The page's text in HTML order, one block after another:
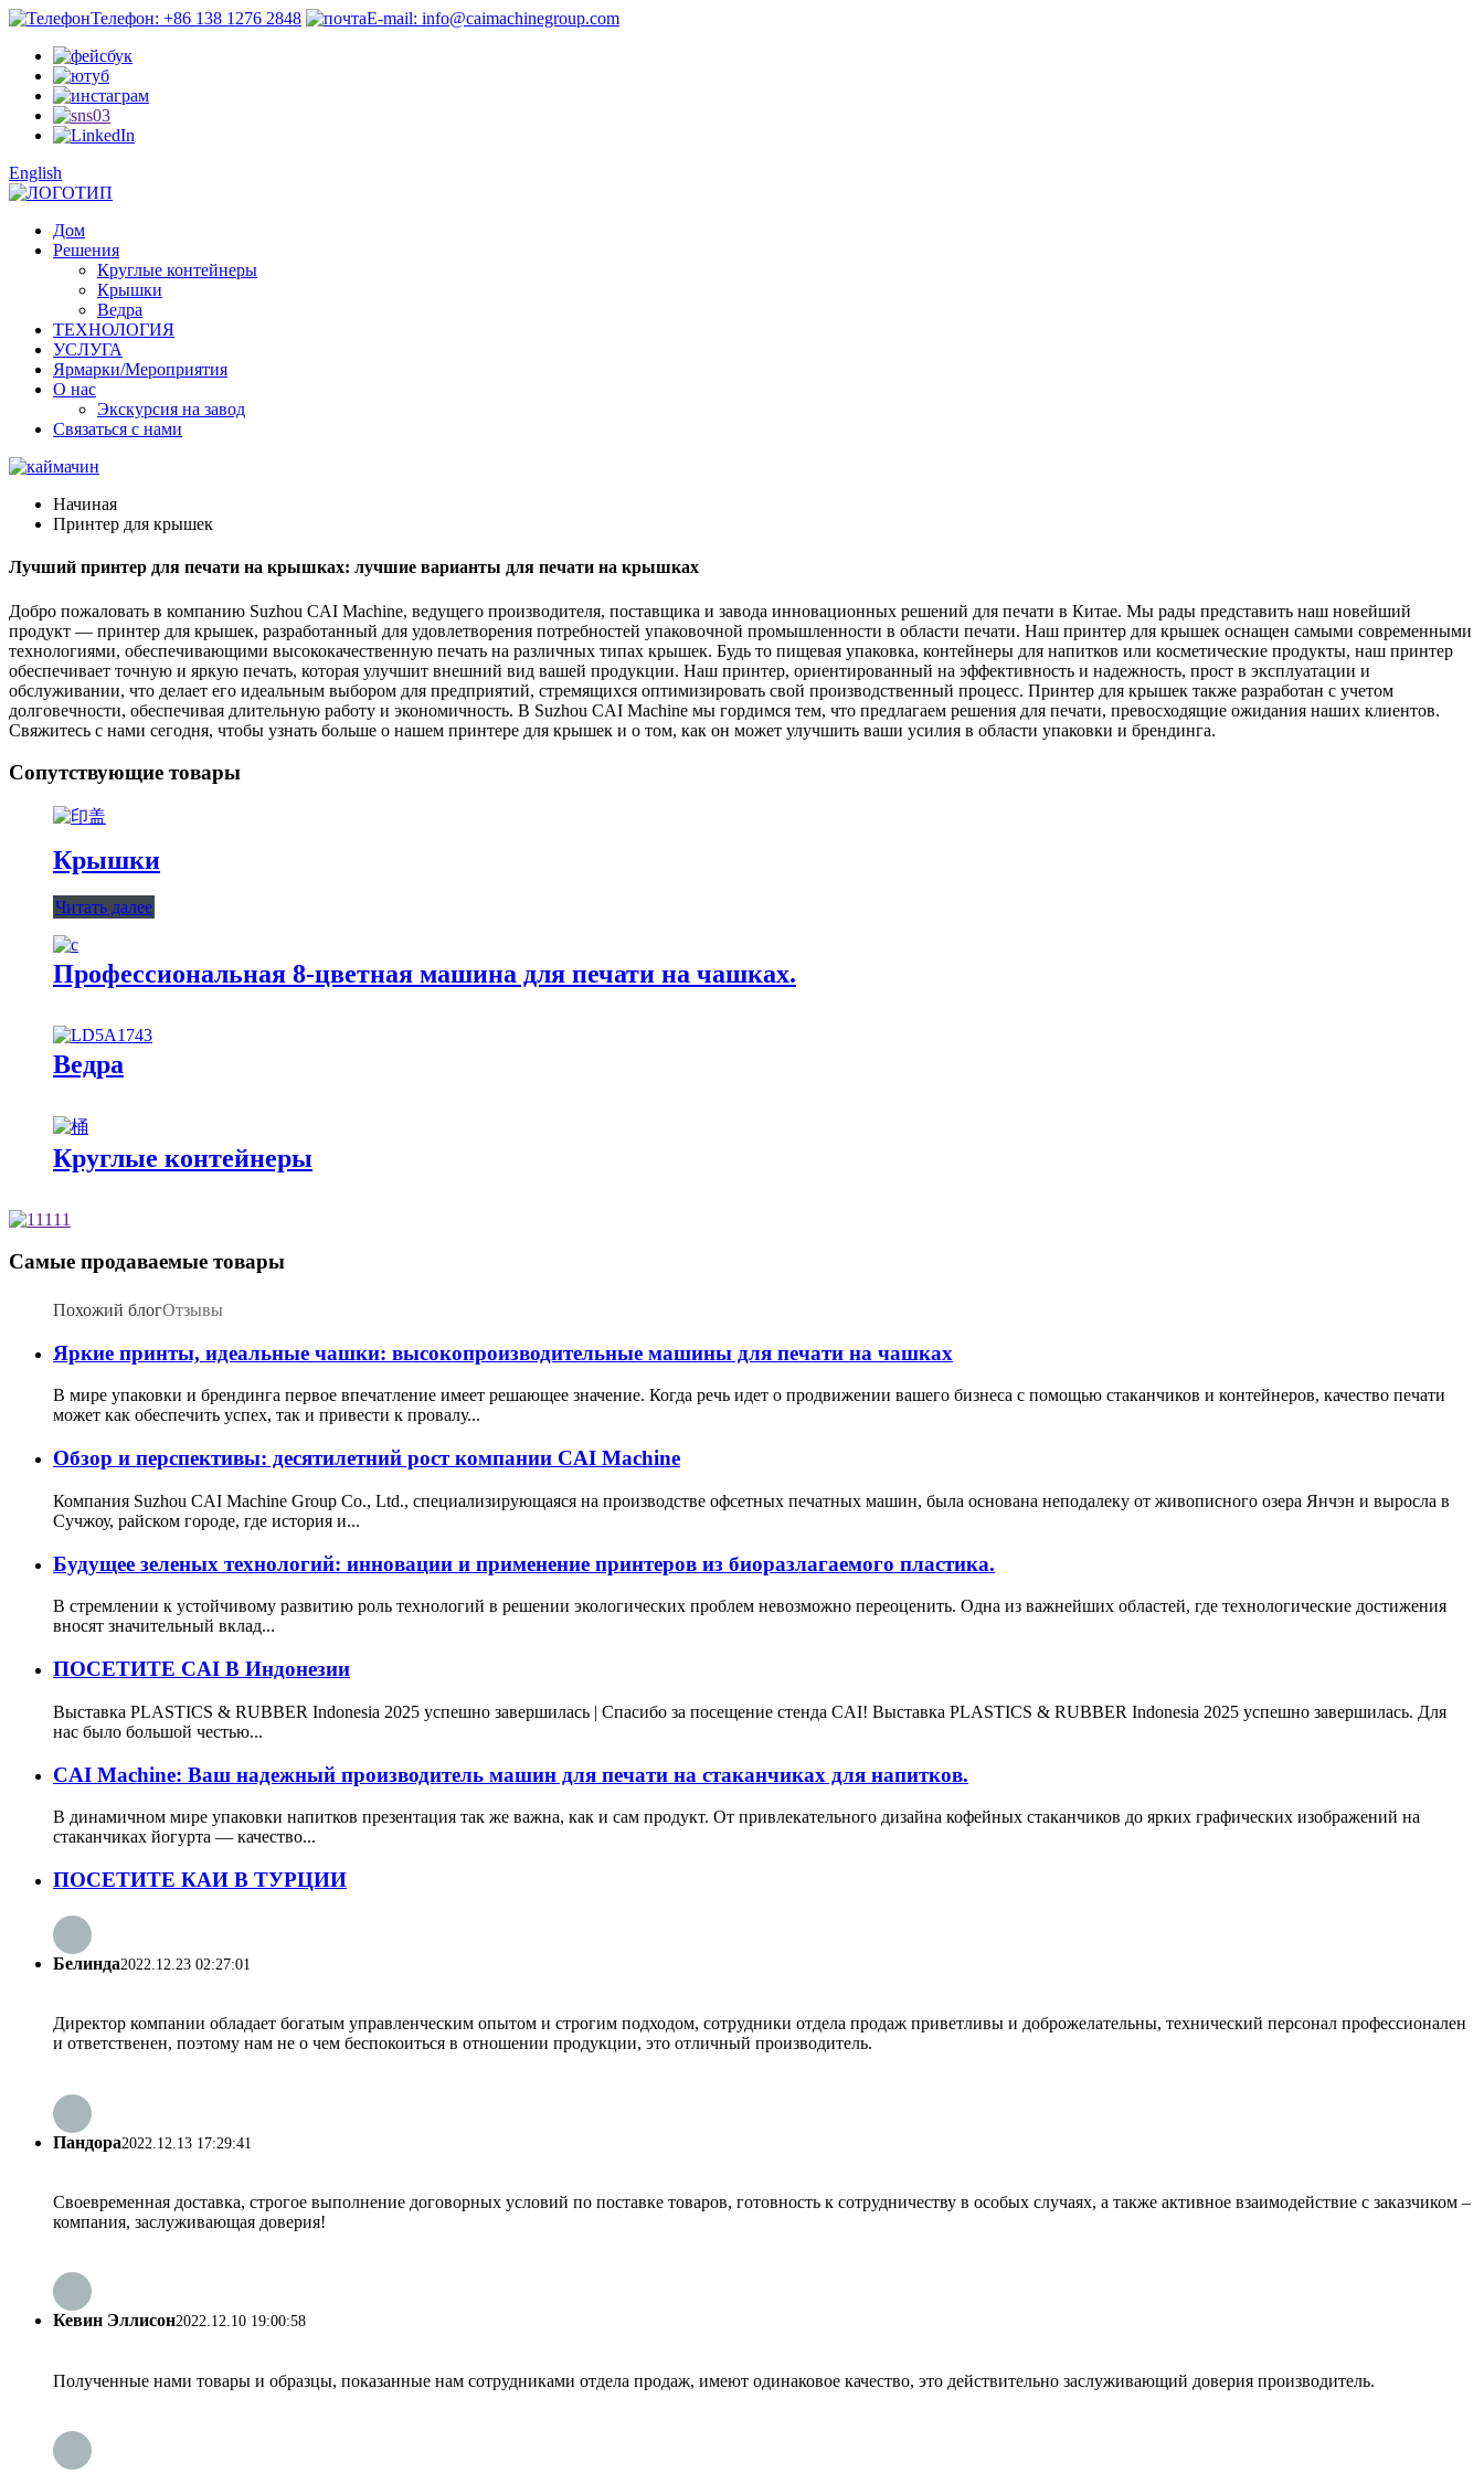
Телефон: +86 138 1276 2848 E-mail: info@caimachinegroup.com
English
Дом
Решения
Круглые контейнеры
Крышки
Ведра
ТЕХНОЛОГИЯ
УСЛУГА
Ярмарки/Мероприятия
О нас
Экскурсия на завод
Связаться с нами
Начиная
Принтер для крышек
Лучший принтер для печати на крышках: лучшие варианты для печати на крышках
Добро пожаловать в компанию Suzhou CAI Machine, ведущего производителя, поставщика и завода инновационных решений для печати в Китае. Мы рады представить наш новейший
продукт — принтер для крышек, разработанный для удовлетворения потребностей упаковочной промышленности в области печати. ​​Наш принтер для крышек оснащен самыми современными
технологиями, обеспечивающими высококачественную печать на различных типах крышек. Будь то пищевая упаковка, контейнеры для напитков или косметические продукты, наш принтер
обеспечивает точную и яркую печать, которая улучшит внешний вид вашей продукции. Наш принтер, ориентированный на эффективность и надежность, прост в эксплуатации и
обслуживании, что делает его идеальным выбором для предприятий, стремящихся оптимизировать свой производственный процесс. Принтер для крышек также разработан с учетом
долговечности, обеспечивая длительную работу и экономичность. В Suzhou CAI Machine мы гордимся тем, что предлагаем решения для печати, превосходящие ожидания наших клиентов.
Свяжитесь с нами сегодня, чтобы узнать больше о нашем принтере для крышек и о том, как он может улучшить ваши усилия в области упаковки и брендинга.
Сопутствующие товары
Крышки
Читать далее
Профессиональная 8-цветная машина для печати на чашках.
Ведра
Круглые контейнеры
Самые продаваемые товары
Похожий блогОтзывы
Яркие принты, идеальные чашки: высокопроизводительные машины для печати на чашках
В мире упаковки и брендинга первое впечатление имеет решающее значение. Когда речь идет о продвижении вашего бизнеса с помощью стаканчиков и контейнеров, качество печати
может как обеспечить успех, так и привести к провалу...
Обзор и перспективы: десятилетний рост компании CAI Machine
Компания Suzhou CAI Machine Group Co., Ltd., специализирующаяся на производстве офсетных печатных машин, была основана неподалеку от живописного озера Янчэн и выросла в
Сучжоу, райском городе, где история и...
Будущее зеленых технологий: инновации и применение принтеров из биоразлагаемого пластика.
В стремлении к устойчивому развитию роль технологий в решении экологических проблем невозможно переоценить. Одна из важнейших областей, где технологические достижения
вносят значительный вклад...
ПОСЕТИТЕ CAI В Индонезии
Выставка PLASTICS & RUBBER Indonesia 2025 успешно завершилась | Спасибо за посещение стенда CAI! Выставка PLASTICS & RUBBER Indonesia 2025 успешно завершилась. Для
нас было большой честью...
CAI Machine: Ваш надежный производитель машин для печати на стаканчиках для напитков.
В динамичном мире упаковки напитков презентация так же важна, как и сам продукт. От привлекательного дизайна кофейных стаканчиков до ярких графических изображений на
стаканчиках йогурта — качество...
ПОСЕТИТЕ КАИ В ТУРЦИИ
Белинда2022.12.23 02:27:01
Директор компании обладает богатым управленческим опытом и строгим подходом, сотрудники отдела продаж приветливы и доброжелательны, технический персонал профессионален
и ответственен, поэтому нам не о чем беспокоиться в отношении продукции, это отличный производитель.
Пандора2022.12.13 17:29:41
Своевременная доставка, строгое выполнение договорных условий по поставке товаров, готовность к сотрудничеству в особых случаях, а также активное взаимодействие с заказчиком –
компания, заслуживающая доверия!
Кевин Эллисон2022.12.10 19:00:58
Полученные нами товары и образцы, показанные нам сотрудниками отдела продаж, имеют одинаковое качество, это действительно заслуживающий доверия производитель.